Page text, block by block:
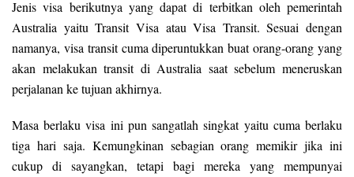
Jenis visa berikutnya yang dapat di terbitkan oleh pemerintah
Australia yaitu Transit Visa atau Visa Transit. Sesuai dengan
namanya, visa transit cuma diperuntukkan buat orang-orang yang
akan melakukan transit di Australia saat sebelum meneruskan
perjalanan ke tujuan akhirnya.
Masa berlaku visa ini pun sangatlah singkat yaitu cuma berlaku
tiga hari saja. Kemungkinan sebagian orang memikir jika ini
cukup di sayangkan, tetapi bagi mereka yang mempunyai